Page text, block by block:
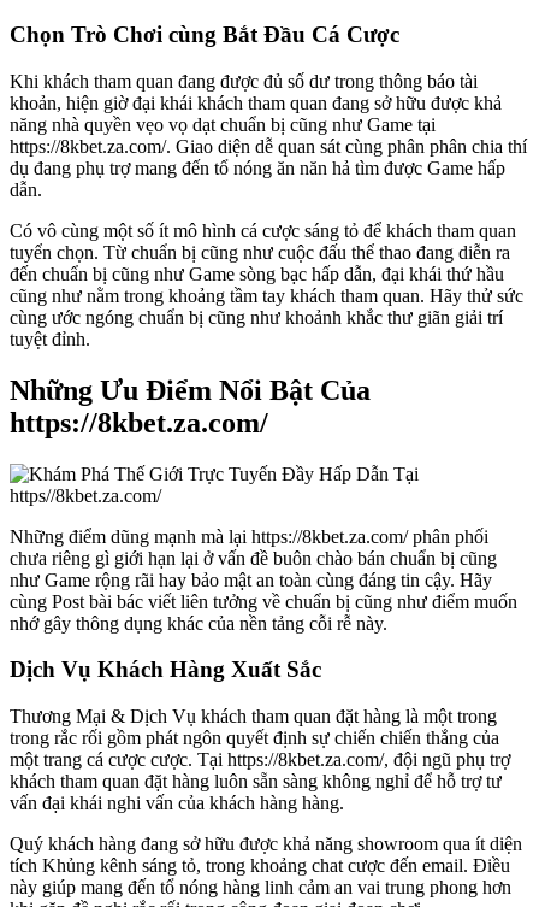
Chọn Trò Chơi cùng Bắt Đầu Cá Cược
Khi khách tham quan đang được đủ số dư trong thông báo tài
khoản, hiện giờ đại khái khách tham quan đang sở hữu được khả
năng nhà quyền vẹo vọ dạt chuẩn bị cũng như Game tại
https://8kbet.za.com/. Giao diện dễ quan sát cùng phân phân chia thí
dụ đang phụ trợ mang đến tổ nóng ăn năn hả tìm được Game hấp
dẫn.
Có vô cùng một số ít mô hình cá cược sáng tỏ để khách tham quan
tuyển chọn. Từ chuẩn bị cũng như cuộc đấu thể thao đang diễn ra
đến chuẩn bị cũng như Game sòng bạc hấp dẫn, đại khái thứ hầu
cũng như nằm trong khoảng tầm tay khách tham quan. Hãy thử sức
cùng ước ngóng chuẩn bị cũng như khoảnh khắc thư giãn giải trí
tuyệt đỉnh.
Những Ưu Điểm Nổi Bật Của
https://8kbet.za.com/
Những điểm dũng mạnh mà lại https://8kbet.za.com/ phân phối
chưa riêng gì giới hạn lại ở vấn đề buôn chào bán chuẩn bị cũng
như Game rộng rãi hay bảo mật an toàn cùng đáng tin cậy. Hãy
cùng Post bài bác viết liên tưởng về chuẩn bị cũng như điểm muốn
nhớ gây thông dụng khác của nền tảng cỗi rễ này.
Dịch Vụ Khách Hàng Xuất Sắc
Thương Mại & Dịch Vụ khách tham quan đặt hàng là một trong
trong rắc rối gồm phát ngôn quyết định sự chiến chiến thắng của
một trang cá cược cược. Tại https://8kbet.za.com/, đội ngũ phụ trợ
khách tham quan đặt hàng luôn sẵn sàng không nghỉ để hỗ trợ tư
vấn đại khái nghi vấn của khách hàng hàng.
Quý khách hàng đang sở hữu được khả năng showroom qua ít diện
tích Khủng kênh sáng tỏ, trong khoảng chat cược đến email. Điều
này giúp mang đến tổ nóng hàng linh cảm an vai trung phong hơn